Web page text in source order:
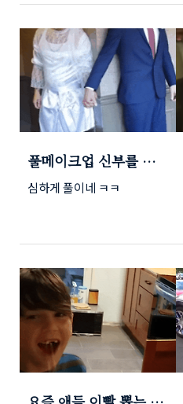
풀메이크업 신부를 처
음 본 신랑의 반응 ㅋㅋ
ㅋ
심하게 풀이네 ㅋㅋ